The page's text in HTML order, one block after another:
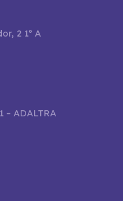
2 1º A
ADALTRA